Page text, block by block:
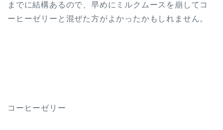
までに結構あるので、早めにミルクムースを崩してコ
ーヒーゼリーと混ぜた方がよかったかもしれません。
コーヒーゼリー